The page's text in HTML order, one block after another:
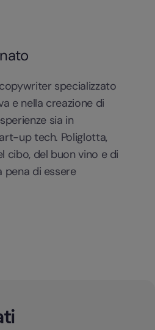
specializzato
e nella creazione di
sia in
up tech. Poliglotta,
cibo, del buon vino e di
pena di essere